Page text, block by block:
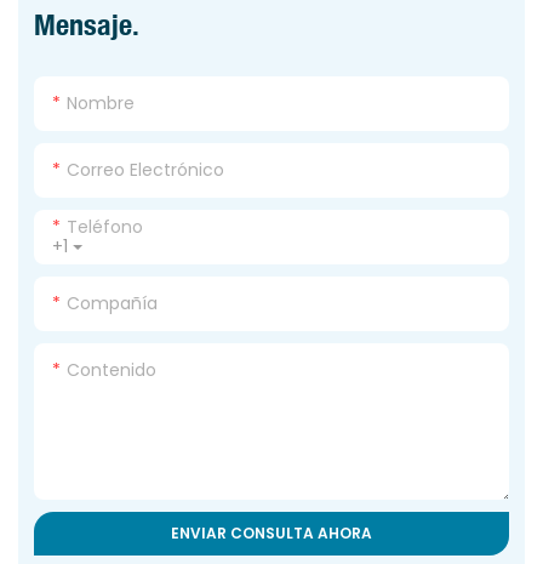
Mensaje.
Nombre
Correo Electrónico
+1
Teléfono
Compañía
Contenido
ENVIAR CONSULTA AHORA